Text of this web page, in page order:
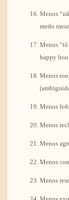
Menos
medo
Menos “tô
happy
Menos
Menos
Menos
Menos
Menos
Menos